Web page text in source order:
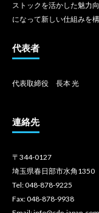
ストックを活かした魅力
になって新しい仕組みを
代表者
代表取締役 長本 光
連絡先
〒344-0127
埼玉県春日部市水角1350
Tel: 048-878-9225
Fax: 048-878-9938